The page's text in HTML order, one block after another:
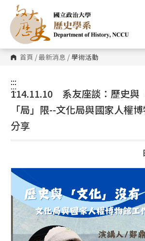
主
要
內
區
塊 首頁 /最新消息 / 學術活動
:::
:::
114.11.10 系友座談：歷史與
「局」限--文化局與國家人權
分享